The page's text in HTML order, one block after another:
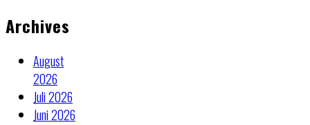
Archives
August
2026
Juli 2026
Juni 2026